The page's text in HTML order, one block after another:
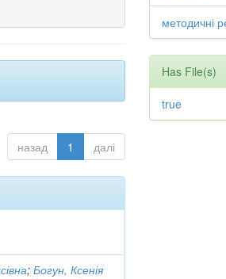
назад 1 далі
;Богун, Ксенія
методичні
Has File(s)
true